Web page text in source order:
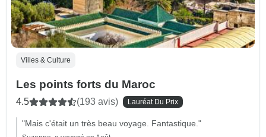
Villes & Culture
Les points forts du Maroc
4.5 (193 avis) Lauréat Du Prix
"Mais c'était un très beau voyage. Fantastique."